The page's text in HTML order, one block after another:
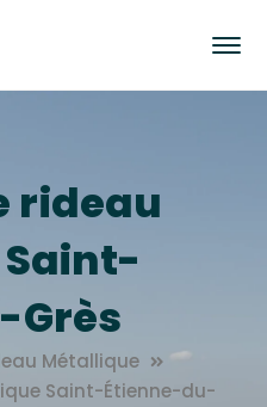
rideau
Grès
Métallique
Saint-Étienne-du-